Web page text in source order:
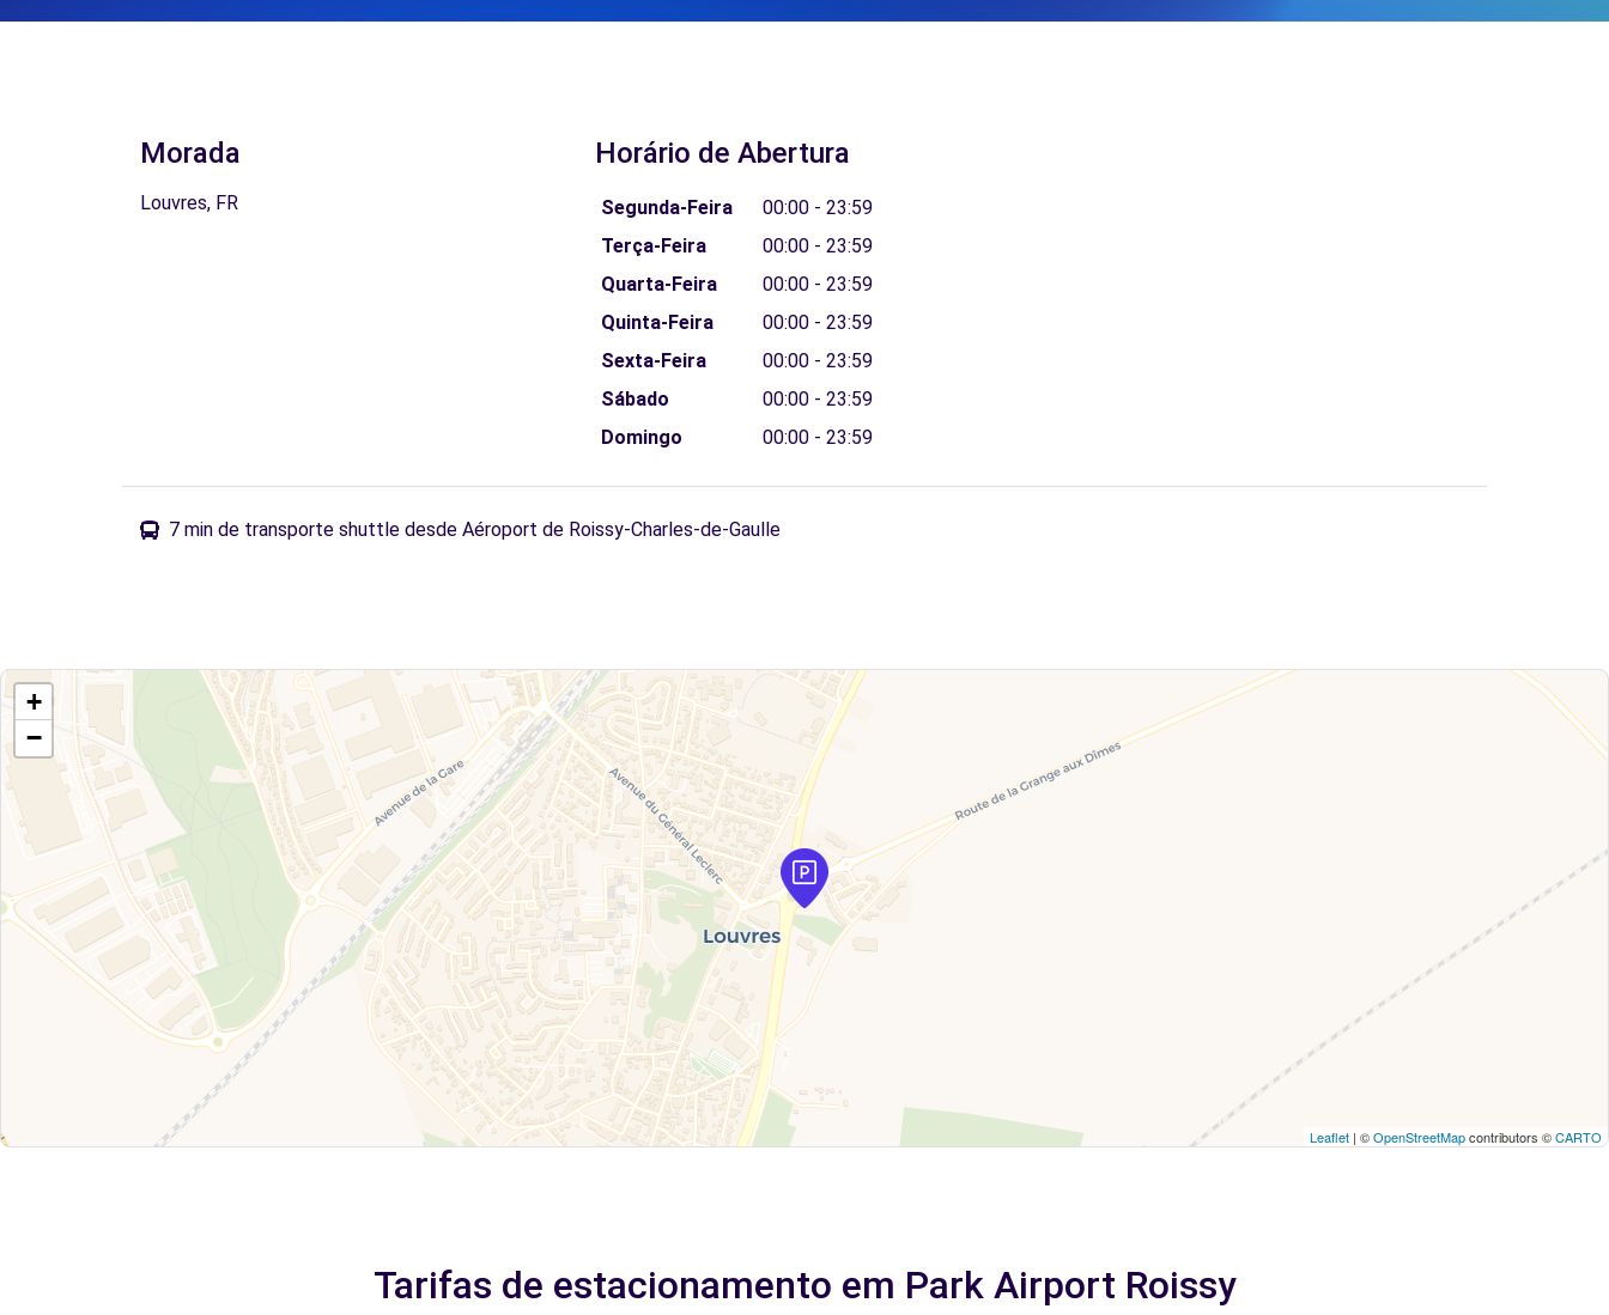
Morada
Louvres, FR
Horário de Abertura
Segunda-Feira
00:00 - 23:59
Terça-Feira
00:00 - 23:59
Quarta-Feira
00:00 - 23:59
Quinta-Feira
00:00 - 23:59
Sexta-Feira
00:00 - 23:59
Sábado
00:00 - 23:59
Domingo
00:00 - 23:59
7 min de transporte shuttle desde Aéroport de Roissy-Charles-de-Gaulle
+
−
Leaflet | ©OpenStreetMapcontributors ©CARTO
Tarifas de estacionamento em Park Airport Roissy